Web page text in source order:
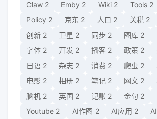
Claw 2 Emby 2 Wiki 2 Tools 2
Policy 2 京东 2 人口 2 关税 2
创新 2 卫星 2 同步 2 图库 2
字体 2 开发 2 播客 2 政策 2
日语 2 杂志 2 消费 2 爬虫 2
电影 2 相册 2 笔记 2 网文 2
脑机 2 英国 2 记账 2 金句 2
Youtube 2 AI作图 2 AI应用 2